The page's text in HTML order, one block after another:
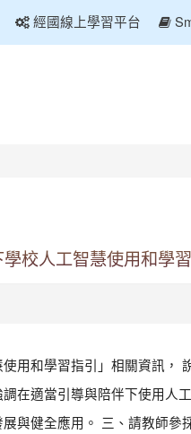
經國線上學習平台
學校人工智慧使用和學
用和學習指引」相關資訊
在適當引導與陪伴下使用人
與健全應用。 三、請教師